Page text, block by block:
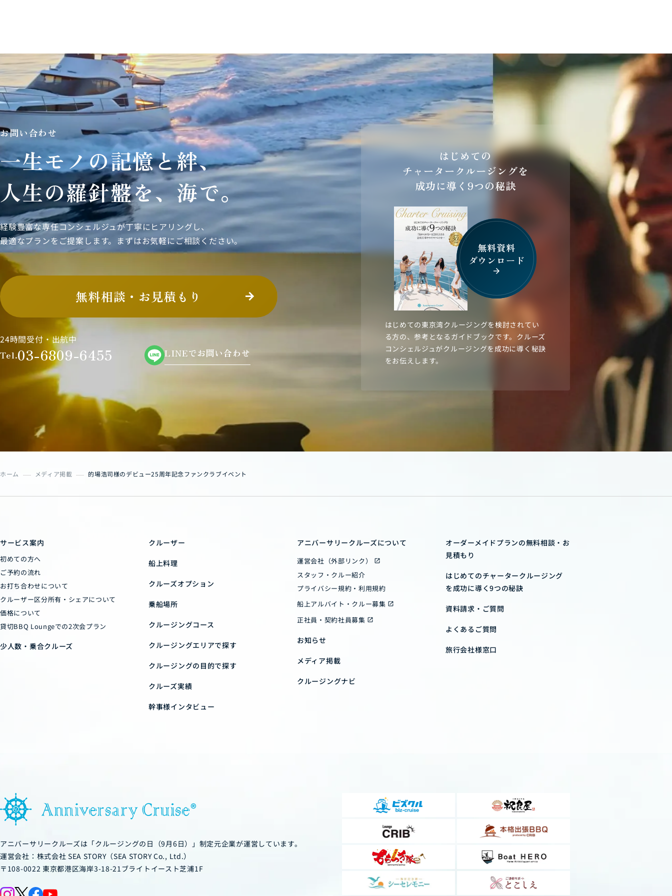
お問い合わせ
一生モノの記憶と絆、
人生の羅針盤を、海で。
経験豊富な専任コンシェルジュが丁寧にヒアリングし、
最適なプランをご提案します。まずはお気軽にご相談ください。
無料相談・お見積もり
24時間受付・出航中
Tel.03-6809-6455 LINEでお問い合わせ
はじめての
チャータークルージングを
成功に導く9つの秘訣
無料資料
ダウンロード
arrow_forward
はじめての東京湾クルージングを検討されてい
る方の、参考となるガイドブックです。クルーズ
コンシェルジュがクルージングを成功に導く秘訣
をお伝えします。
ホーム メディア掲載 的場浩司様のデビュー25周年記念ファンクラブイベント
サービス案内
初めての方へ
ご予約の流れ
お打ち合わせについて
クルーザー区分所有・シェアについて
価格について
貸切BBQ Loungeでの2次会プラン
少人数・乗合クルーズ
クルーザー
船上料理
クルーズオプション
乗船場所
クルージングコース
クルージングエリアで探す
クルージングの目的で探す
クルーズ実績
幹事様インタビュー
アニバーサリークルーズについて
運営会社（外部リンク）
スタッフ・クルー紹介
プライバシー規約・利用規約
船上アルバイト・クルー募集
正社員・契約社員募集
お知らせ
メディア掲載
クルージングナビ
オーダーメイドプランの無料相談・お
見積もり
はじめてのチャータークルージング
を成功に導く9つの秘訣
資料請求・ご質問
よくあるご質問
旅行会社様窓口
アニバーサリークルーズは「クルージングの日（9月6日）」制定元企業が運営しています。
運営会社：株式会社 SEA STORY（SEA STORY Co., Ltd.）
〒108-0022 東京都港区海岸3-18-21ブライトイースト芝浦1F